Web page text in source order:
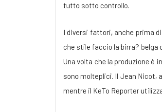
tutto sotto controllo.
I diversi fattori, anche prima
che stile faccio la birra? belga
Una volta che la produzione è
sono molteplici. Il Jean Nicot,
mentre il KeTo Reporter